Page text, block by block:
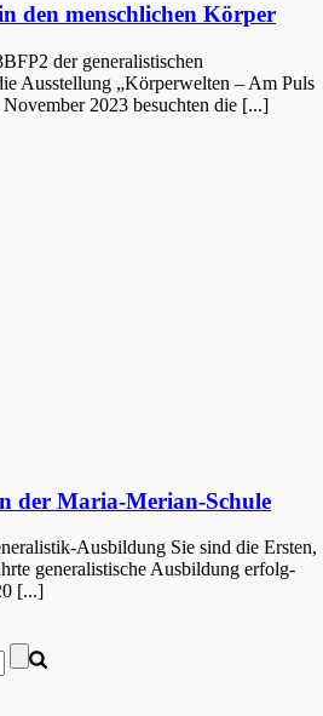
den menschlichen Körper
der generalistischen
Ausstellung „Körperwelten – Am Puls
2023 besuch­ten die [...]
der Maria-Merian-Schule
Ausbildung Sie sind die Ersten,
genera­lis­ti­sche Ausbil­dung erfolg­
[...]